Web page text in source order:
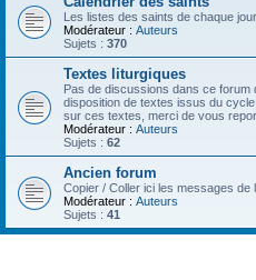
Les listes des saints de chaque
Modérateur : Auteurs
Sujets : 370
Textes liturgiques
Pas de discussions dans ce forum
disposition de textes issus du
sur ces textes, merci de vous
Modérateur : Auteurs
Sujets : 62
Ancien forum
Copier / Coller ici les messages de
Modérateur : Auteurs
Sujets : 41